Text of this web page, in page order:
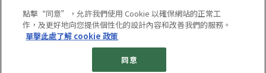
© 2023 Kansai Airports Retail & Services All rights reserved.
使用條款 隱私政策
Cookie政策
關於社交媒體使用規章
點擊“同意”，允許我們使用 Cookie 以確保網站的正常工
作，及更好地向您提供個性化的設計內容和改善我們的服務。
單擊此處了解 cookie 政策
同意